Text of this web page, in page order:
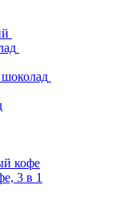
кофе
3 в 1